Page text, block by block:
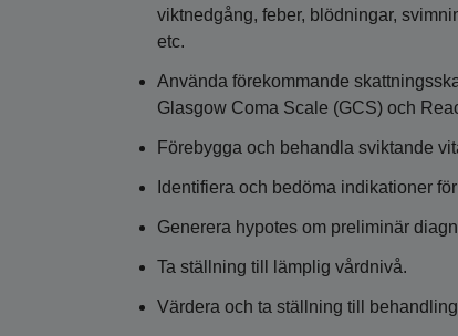
viktnedgång, feber, blödningar,
etc.
Använda förekommande
Glasgow Coma Scale (GCS) och
Förebygga och behandla sviktande
Identifiera och bedöma indikationer
Generera hypotes om preliminär
Ta ställning till lämplig vårdnivå.
Värdera och ta ställning till